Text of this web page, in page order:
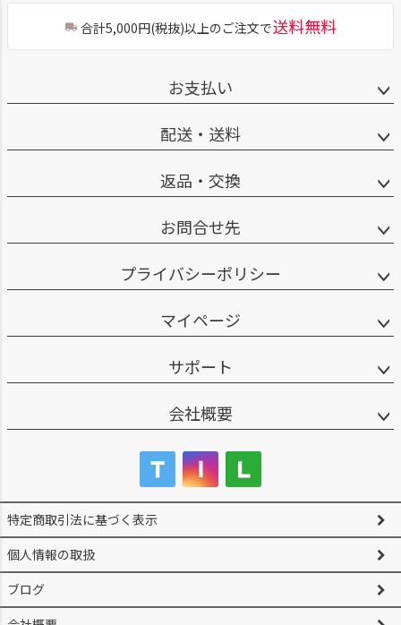
合計5,000円(税抜)以上のご注文で送料無料
お支払い
配送・送料
返品・交換
お問合せ先
プライバシーポリシー
マイページ
サポート
会社概要
特定商取引法に基づく表示
個人情報の取扱
ブログ